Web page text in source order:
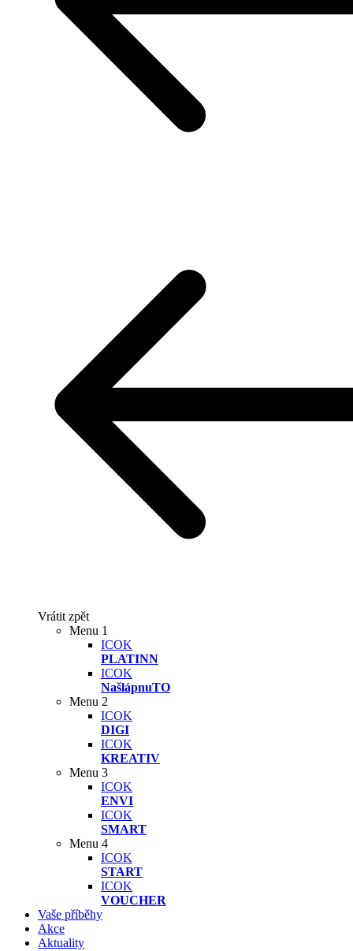
Vrátit zpět
Menu 1
ICOK
PLATINN
ICOK
NašlápnuTO
Menu 2
ICOK
DIGI
ICOK
KREATIV
Menu 3
ICOK
ENVI
ICOK
SMART
Menu 4
ICOK
START
ICOK
VOUCHER
Vaše příběhy
Akce
Aktuality